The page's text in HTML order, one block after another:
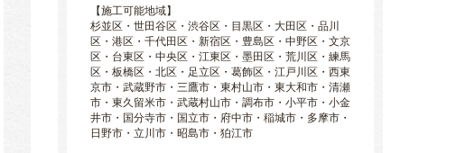
【施工可能地域】
杉並区・世田谷区・渋谷区・目黒区・大田区・品川
区・港区・千代田区・新宿区・豊島区・中野区・文京
区・台東区・中央区・江東区・墨田区・荒川区・練馬
区・板橋区・北区・足立区・葛飾区・江戸川区・西東
京市・武蔵野市・三鷹市・東村山市・東大和市・清瀬
市・東久留米市・武蔵村山市・調布市・小平市・小金
井市・国分寺市・国立市・府中市・稲城市・多摩市・
日野市・立川市・昭島市・狛江市